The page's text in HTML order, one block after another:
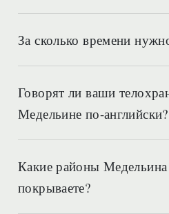
За сколько времени
Говорят ли ваши
Медельине по-английски?
Какие районы
покрываете?